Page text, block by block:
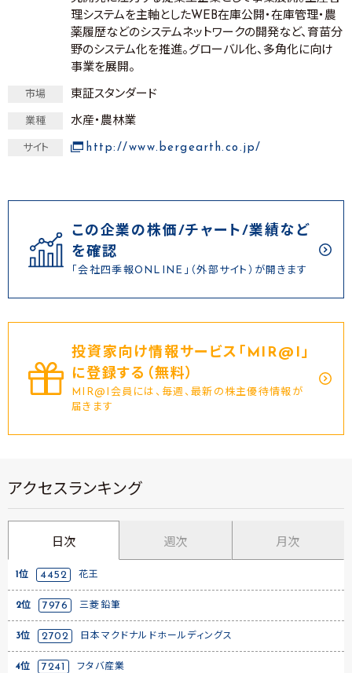
理システムを主軸としたWEB在庫公開・在庫管理・農
薬履歴などのシステムネットワークの開発など、育苗分
野のシステム化を推進。グローバル化、多角化に向け
事業を展開。
市場 東証スタンダード
業種 水産・農林業
サイト http://www.bergearth.co.jp/
この企業の株価/チャート/業績など
を確認
「会社四季報ONLINE」（外部サイト）が開きます
投資家向け情報サービス｢MIR@I｣
に登録する（無料）
MIR@I会員には、毎週、最新の株主優待情報が
届きます
アクセスランキング
日次 週次 月次
1位 4452 花王
2位 7976 三菱鉛筆
3位 2702 日本マクドナルドホールディングス
4位 7241 フタバ産業